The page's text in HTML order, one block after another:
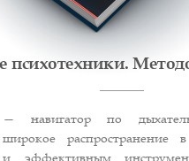
психотехники.
навигатор по
эффективным